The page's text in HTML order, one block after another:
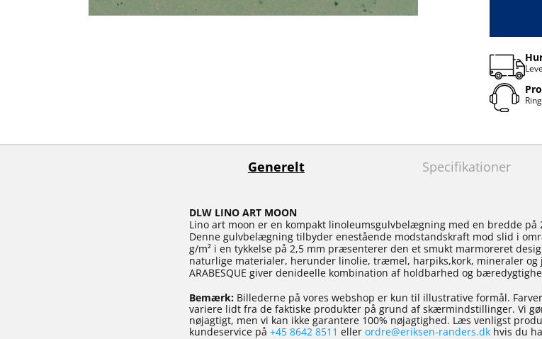
Generelt Specifikationer
DLW LINO ART MOON
Lino art moon er en kompakt linoleumsgulvbelægning med en bredde
Denne gulvbelægning tilbyder enestående modstandskraft mod slid i
g/m² i en tykkelse på 2,5 mm præsenterer den et smukt marmoreret
naturlige materialer, herunder linolie, træmel, harpiks,kork, mineraler
ARABESQUE giver denideelle kombination af holdbarhed og
Bemærk:Billederne på vores webshop er kun til illustrative formål.
variere lidt fra de faktiske produkter på grund af skærmindstillinger. Vi
nøjagtigt, men vi kan ikke garantere 100% nøjagtighed. Læs venligst
kundeservice på +45 8642 8511 eller ordre@eriksen-randers.dkhvis du